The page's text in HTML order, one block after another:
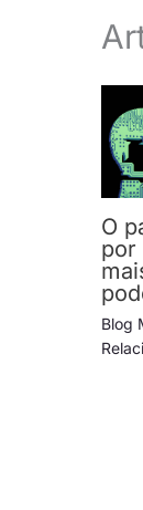
O
por
Blog